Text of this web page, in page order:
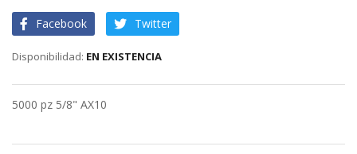
of
the
gallery
Facebook Twitter
EN EXISTENCIA
5000 pz 5/8" AX10